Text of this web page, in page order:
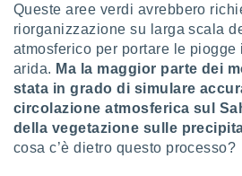
Per
tuo
dei
facendo
Queste aree verdi avrebbero
riorganizzazione su larga scala
atmosferico per portare le piogge
arida. Ma la maggior parte dei
stata in grado di simulare
circolazione atmosferica sul
della vegetazione sulle
cosa c’è dietro questo processo?